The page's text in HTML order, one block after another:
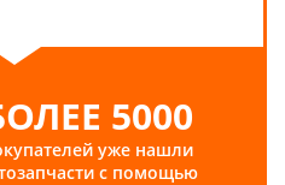
5000
уже нашли
с помощью